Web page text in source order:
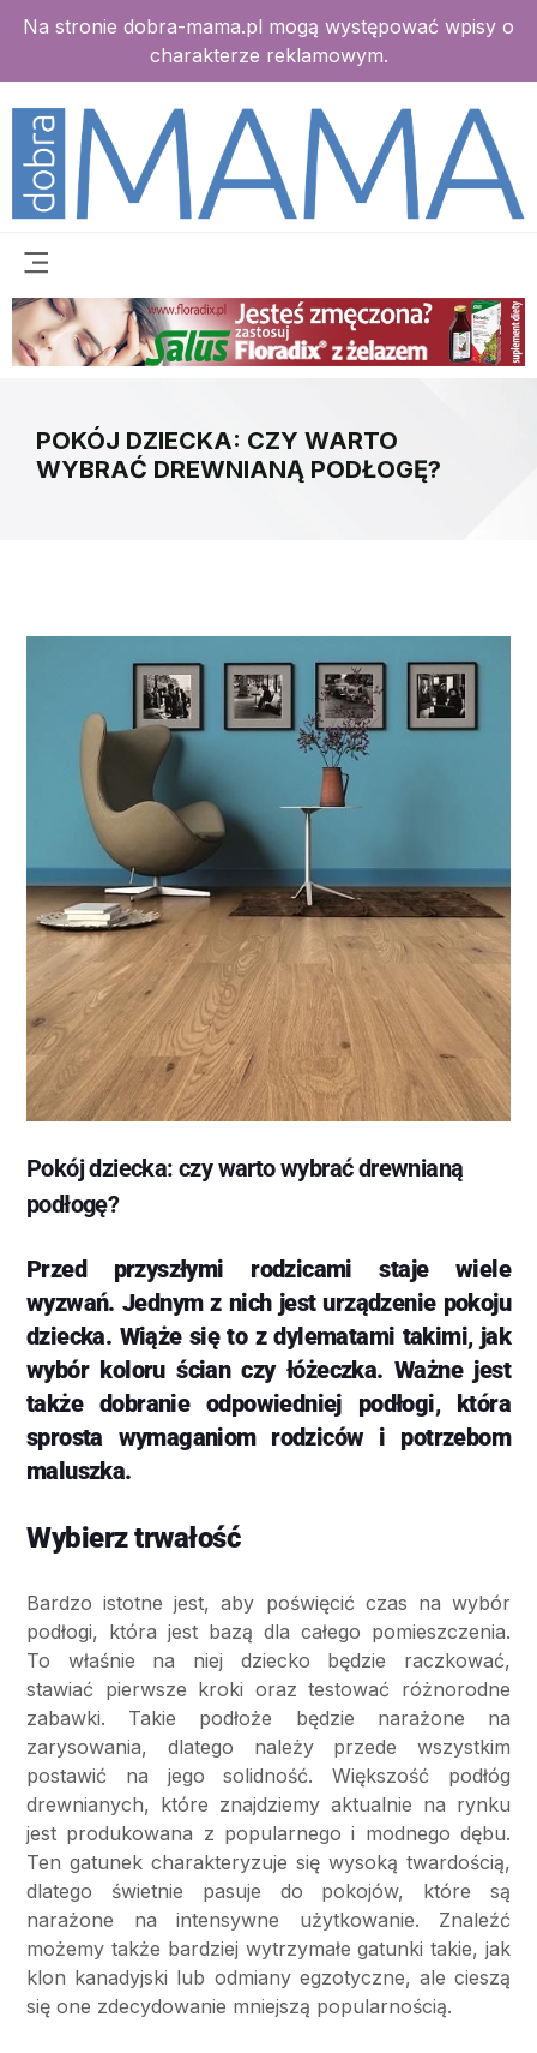
Na stronie dobra-mama.pl mogą występować wpisy o
charakterze reklamowym.
POKÓJ DZIECKA: CZY WARTO
WYBRAĆ DREWNIANĄ PODŁOGĘ?
Pokój dziecka: czy warto wybrać drewnianą
podłogę?
Przed przyszłymi rodzicami staje wiele
wyzwań. Jednym z nich jest urządzenie pokoju
dziecka. Wiąże się to z dylematami takimi, jak
wybór koloru ścian czy łóżeczka. Ważne jest
także dobranie odpowiedniej podłogi, która
sprosta wymaganiom rodziców i potrzebom
maluszka.
Wybierz trwałość
Bardzo istotne jest, aby poświęcić czas na wybór
podłogi, która jest bazą dla całego pomieszczenia.
To właśnie na niej dziecko będzie raczkować,
stawiać pierwsze kroki oraz testować różnorodne
zabawki. Takie podłoże będzie narażone na
zarysowania, dlatego należy przede wszystkim
postawić na jego solidność. Większość podłóg
drewnianych, które znajdziemy aktualnie na rynku
jest produkowana z popularnego i modnego dębu.
Ten gatunek charakteryzuje się wysoką twardością,
dlatego świetnie pasuje do pokojów, które są
narażone na intensywne użytkowanie. Znaleźć
możemy także bardziej wytrzymałe gatunki takie, jak
klon kanadyjski lub odmiany egzotyczne, ale cieszą
się one zdecydowanie mniejszą popularnością.